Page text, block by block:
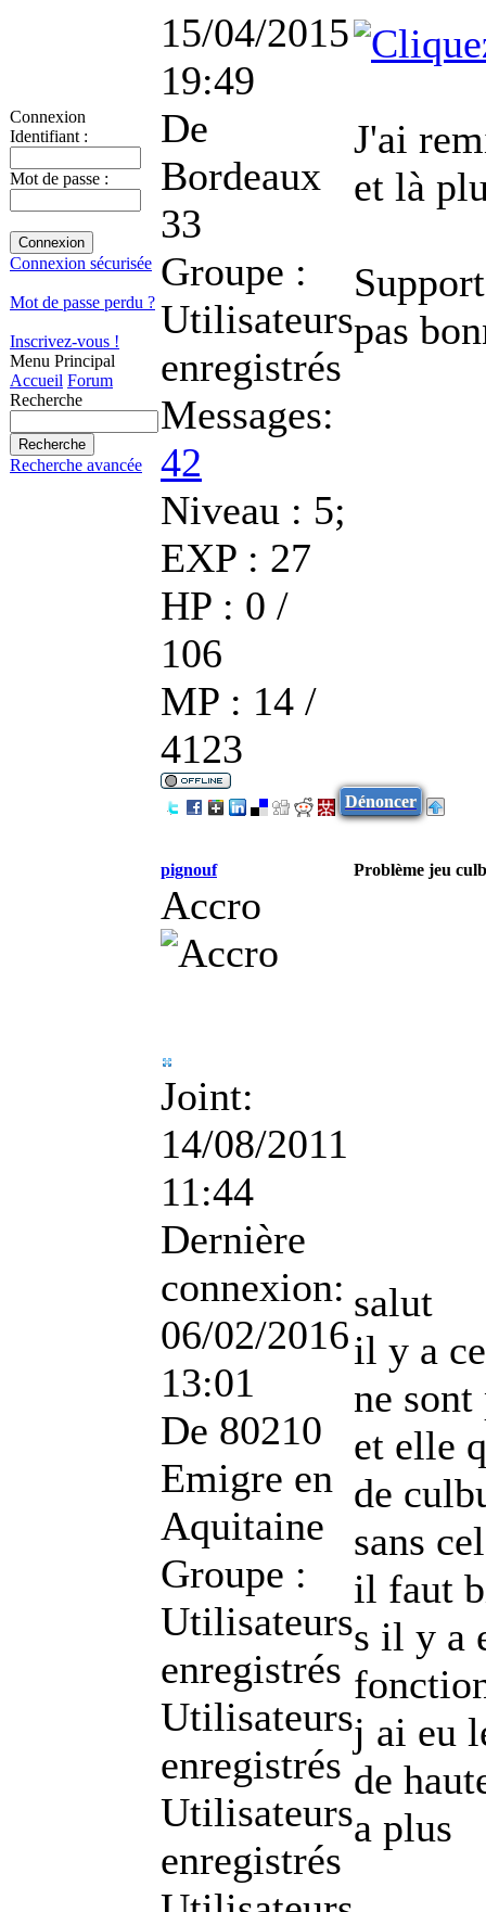
Connexion
Identifiant :
Mot de passe :
Connexion sécurisée
Mot de passe perdu ?
Inscrivez-vous !
Menu Principal
Accueil Forum
Recherche
Recherche avancée
15/04/2015
19:49
De
Bordeaux
33
Groupe :
Utilisateurs
enregistrés
Messages:
42
Niveau : 5;
EXP : 27
HP : 0 /
106
MP : 14 /
4123
J'ai
et là
pas
Dénoncer
pignouf Problème jeu
Accro
Joint:
14/08/2011
11:44
Dernière
connexion:
06/02/2016
13:01
De 80210
Emigre en
Aquitaine
Groupe :
Utilisateurs
enregistrés
Utilisateurs
enregistrés
Utilisateurs
enregistrés
salut
il y a
ne
et elle
de
sans
il faut
s il y a
j ai eu
de
a plus